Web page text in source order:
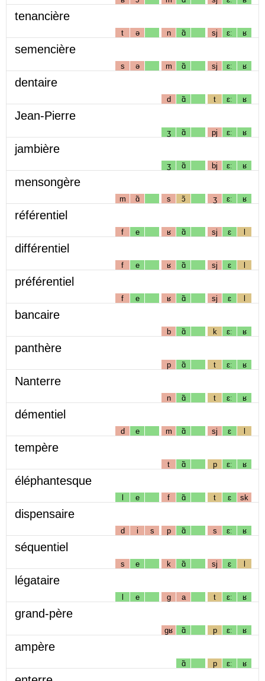
tenancière
t ə n ɑ̃ sj ɛː ʁ
semencière
s ə m ɑ̃ sj ɛː ʁ
dentaire
d ɑ̃ t ɛː ʁ
Jean-Pierre
ʒ ɑ̃ pj ɛː ʁ
jambière
ʒ ɑ̃ bj ɛː ʁ
mensongère
m ɑ̃ s ɔ̃ ʒ ɛː ʁ
référentiel
f e ʁ ɑ̃ sj ɛ l
différentiel
f e ʁ ɑ̃ sj ɛ l
préférentiel
f e ʁ ɑ̃ sj ɛ l
bancaire
b ɑ̃ k ɛː ʁ
panthère
p ɑ̃ t ɛː ʁ
Nanterre
n ɑ̃ t ɛː ʁ
démentiel
d e m ɑ̃ sj ɛ l
tempère
t ɑ̃ p ɛː ʁ
éléphantesque
l e f ɑ̃ t ɛ sk
dispensaire
d i s p ɑ̃ s ɛː ʁ
séquentiel
s e k ɑ̃ sj ɛ l
légataire
l e g a t ɛː ʁ
grand-père
gʁ ɑ̃ p ɛː ʁ
ampère
ɑ̃ p ɛː ʁ